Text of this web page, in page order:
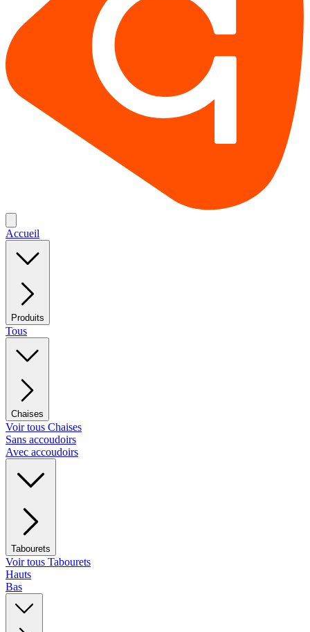
Accueil
Produits
Tous
Chaises
Voir tous Chaises
Sans accoudoirs
Avec accoudoirs
Tabourets
Voir tous Tabourets
Hauts
Bas